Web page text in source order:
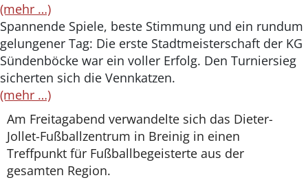
(mehr …)
Spannende Spiele, beste Stimmung und ein rundum
gelungener Tag: Die erste Stadtmeisterschaft der KG
Sündenböcke war ein voller Erfolg. Den Turniersieg
sicherten sich die Vennkatzen.
(mehr …)
Am Freitagabend verwandelte sich das Dieter-
Jollet-Fußballzentrum in Breinig in einen
Treffpunkt für Fußballbegeisterte aus der
gesamten Region.